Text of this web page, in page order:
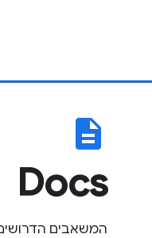
description
Docs
המשאבים